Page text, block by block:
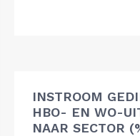
INSTROOM
HBO- EN WO-
NAAR SECTOR